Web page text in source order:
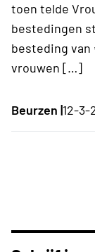
toen telde
bestedingen
besteding van
vrouwen […]
Beurzen |12-3-